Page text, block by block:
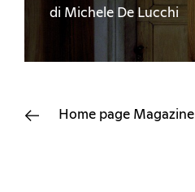
di Michele De Lucchi
Home page Magazine